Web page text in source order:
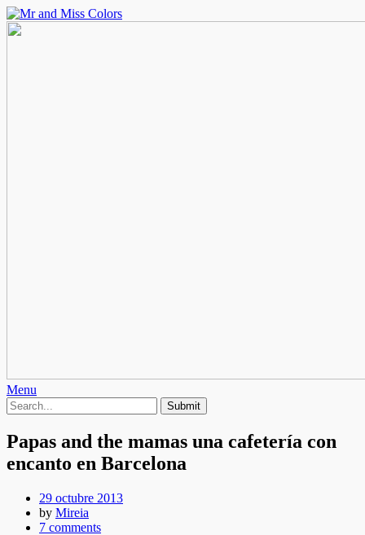
Menu
Papas and the mamas una cafetería con
encanto en Barcelona
29 octubre 2013
by Mireia
7 comments